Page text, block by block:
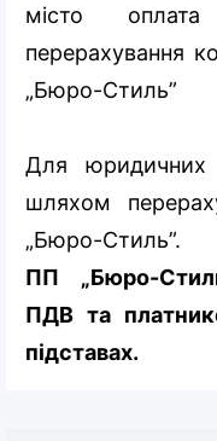
місто
перерахування
„Бюро-Стиль”
Для юридичних
шляхом
„Бюро-Стиль”.
ПП „Бюро-
ПДВ та
підставах.